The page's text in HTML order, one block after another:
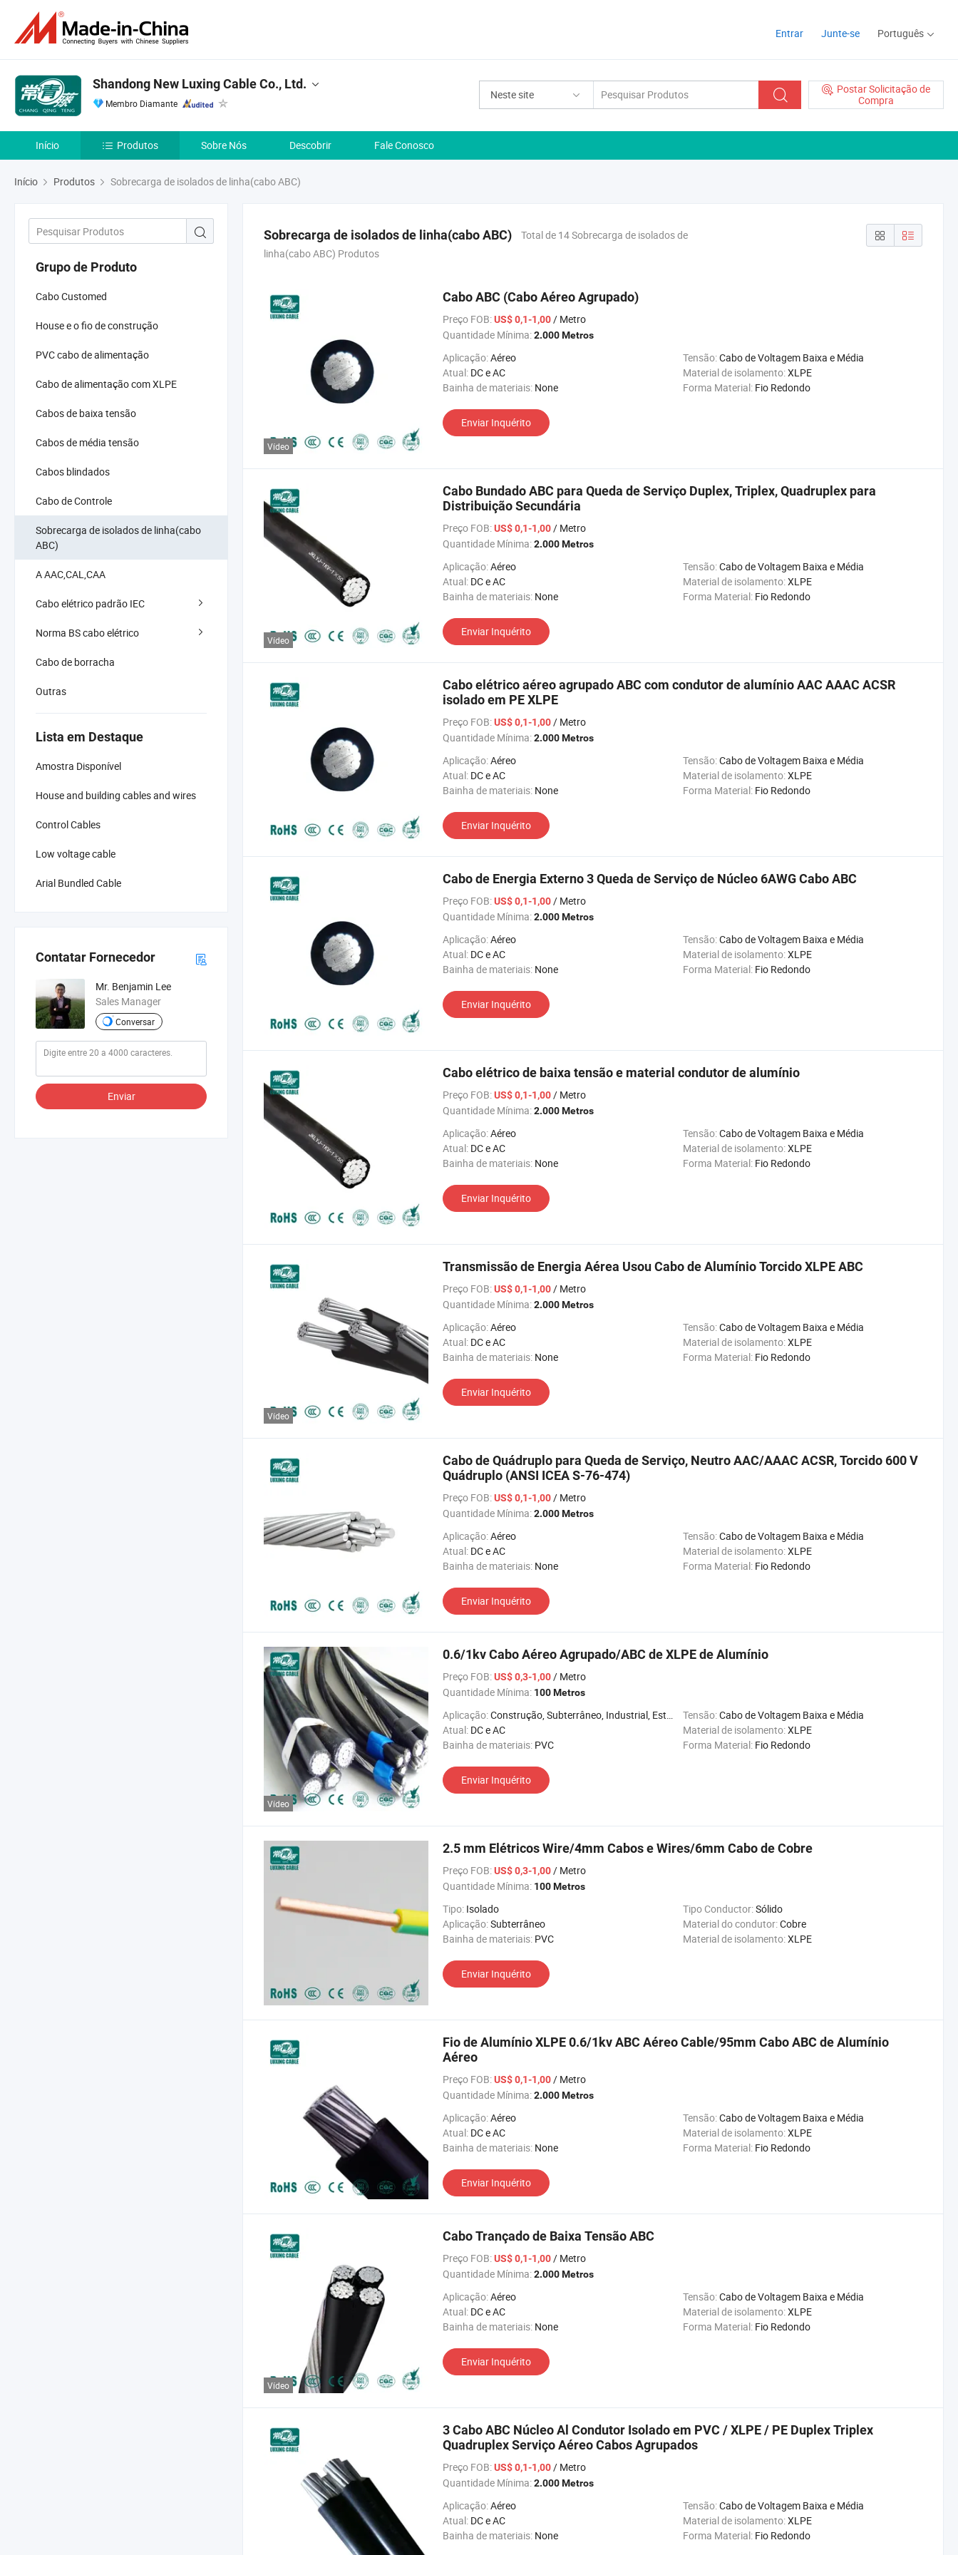
Entrar Junte-se Português
Neste site
Postar Solicitação de
Compra
Shandong New Luxing Cable Co., Ltd.
Membro Diamante
Início Produtos Sobre Nós Descobrir Fale Conosco
Início Produtos Sobrecarga de isolados de linha(cabo ABC)
Grupo de Produto
Cabo Customed
House e o fio de construção
PVC cabo de alimentação
Cabo de alimentação com XLPE
Cabos de baixa tensão
Cabos de média tensão
Cabos blindados
Cabo de Controle
Sobrecarga de isolados de linha(cabo
ABC)
A AAC,CAL,CAA
Cabo elétrico padrão IEC
Norma BS cabo elétrico
Cabo de borracha
Outras
Lista em Destaque
Amostra Disponível
House and building cables and wires
Control Cables
Low voltage cable
Arial Bundled Cable
Contatar Fornecedor
Mr. Benjamin Lee
Sales Manager
Conversar
Enviar
Sobrecarga de isolados de linha(cabo ABC)
Total de 14 Sobrecarga de isolados de
linha(cabo ABC) Produtos
Vídeo
Cabo ABC (Cabo Aéreo Agrupado)
Preço FOB:US$ 0,1-1,00 / Metro
Quantidade Mínima:2.000 Metros
Aplicação:Aéreo Tensão:Cabo de Voltagem Baixa e Média
Atual: DC e AC Material de isolamento:XLPE
Bainha de materiais: None Forma Material: Fio Redondo
Enviar Inquérito
Vídeo
Cabo Bundado ABC para Queda de Serviço Duplex, Triplex, Quadruplex para
Distribuição Secundária
Preço FOB:US$ 0,1-1,00 / Metro
Quantidade Mínima:2.000 Metros
Aplicação:Aéreo Tensão:Cabo de Voltagem Baixa e Média
Atual: DC e AC Material de isolamento:XLPE
Bainha de materiais: None Forma Material: Fio Redondo
Enviar Inquérito
Cabo elétrico aéreo agrupado ABC com condutor de alumínio AAC AAAC ACSR
isolado em PE XLPE
Preço FOB:US$ 0,1-1,00 / Metro
Quantidade Mínima:2.000 Metros
Aplicação:Aéreo Tensão:Cabo de Voltagem Baixa e Média
Atual: DC e AC Material de isolamento:XLPE
Bainha de materiais: None Forma Material: Fio Redondo
Enviar Inquérito
Cabo de Energia Externo 3 Queda de Serviço de Núcleo 6AWG Cabo ABC
Preço FOB:US$ 0,1-1,00 / Metro
Quantidade Mínima:2.000 Metros
Aplicação:Aéreo Tensão:Cabo de Voltagem Baixa e Média
Atual: DC e AC Material de isolamento:XLPE
Bainha de materiais: None Forma Material: Fio Redondo
Enviar Inquérito
Cabo elétrico de baixa tensão e material condutor de alumínio
Preço FOB:US$ 0,1-1,00 / Metro
Quantidade Mínima:2.000 Metros
Aplicação:Aéreo Tensão:Cabo de Voltagem Baixa e Média
Atual: DC e AC Material de isolamento:XLPE
Bainha de materiais: None Forma Material: Fio Redondo
Enviar Inquérito
Vídeo
Transmissão de Energia Aérea Usou Cabo de Alumínio Torcido XLPE ABC
Preço FOB:US$ 0,1-1,00 / Metro
Quantidade Mínima:2.000 Metros
Aplicação:Aéreo Tensão:Cabo de Voltagem Baixa e Média
Atual: DC e AC Material de isolamento:XLPE
Bainha de materiais: None Forma Material: Fio Redondo
Enviar Inquérito
Cabo de Quádruplo para Queda de Serviço, Neutro AAC/AAAC ACSR, Torcido 600 V
Quádruplo (ANSI ICEA S-76-474)
Preço FOB:US$ 0,1-1,00 / Metro
Quantidade Mínima:2.000 Metros
Aplicação:Aéreo Tensão:Cabo de Voltagem Baixa e Média
Atual: DC e AC Material de isolamento:XLPE
Bainha de materiais: None Forma Material: Fio Redondo
Enviar Inquérito
Vídeo
0.6/1kv Cabo Aéreo Agrupado/ABC de XLPE de Alumínio
Preço FOB:US$ 0,3-1,00 / Metro
Quantidade Mínima: 100 Metros
Aplicação:Construção, Subterrâneo, Industrial, Estação de Energia Tensão:Cabo de Voltagem Baixa e Média
Atual: DC e AC Material de isolamento:XLPE
Bainha de materiais: PVC Forma Material: Fio Redondo
Enviar Inquérito
2.5 mm Elétricos Wire/4mm Cabos e Wires/6mm Cabo de Cobre
Preço FOB:US$ 0,3-1,00 / Metro
Quantidade Mínima: 100 Metros
Tipo: Isolado Tipo Conductor:Sólido
Aplicação:Subterrâneo Material do condutor:Cobre
Bainha de materiais: PVC Material de isolamento:XLPE
Enviar Inquérito
Fio de Alumínio XLPE 0.6/1kv ABC Aéreo Cable/95mm Cabo ABC de Alumínio
Aéreo
Preço FOB:US$ 0,1-1,00 / Metro
Quantidade Mínima:2.000 Metros
Aplicação:Aéreo Tensão:Cabo de Voltagem Baixa e Média
Atual: DC e AC Material de isolamento:XLPE
Bainha de materiais: None Forma Material: Fio Redondo
Enviar Inquérito
Vídeo
Cabo Trançado de Baixa Tensão ABC
Preço FOB:US$ 0,1-1,00 / Metro
Quantidade Mínima:2.000 Metros
Aplicação:Aéreo Tensão:Cabo de Voltagem Baixa e Média
Atual: DC e AC Material de isolamento:XLPE
Bainha de materiais: None Forma Material: Fio Redondo
Enviar Inquérito
3 Cabo ABC Núcleo Al Condutor Isolado em PVC / XLPE / PE Duplex Triplex
Quadruplex Serviço Aéreo Cabos Agrupados
Preço FOB:US$ 0,1-1,00 / Metro
Quantidade Mínima:2.000 Metros
Aplicação:Aéreo Tensão:Cabo de Voltagem Baixa e Média
Atual: DC e AC Material de isolamento:XLPE
Bainha de materiais: None Forma Material: Fio Redondo